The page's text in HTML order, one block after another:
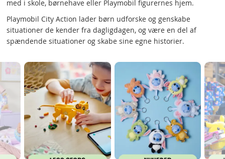
med i skole, børnehave eller Playmobil figurernes hjem.
Playmobil City Action lader børn udforske og genskabe
situationer de kender fra dagligdagen, og være en del af
spændende situationer og skabe sine egne historier.